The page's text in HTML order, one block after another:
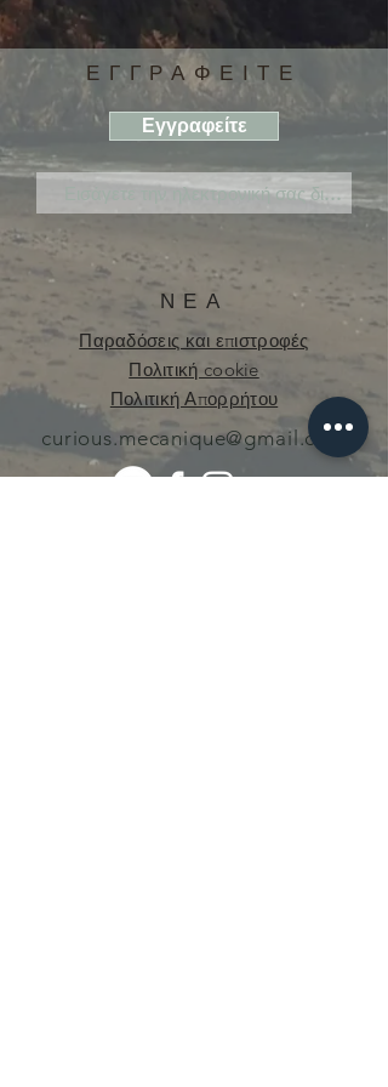
ΕΓΓΡΑΦΕΙΤΕ
Εγγραφείτε
ΝΕΑ
Παραδόσεις και επιστροφές
Πολιτική cookie
Πολιτική Απορρήτου
curious.mecanique@gmail.com